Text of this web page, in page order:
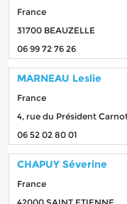
France
31700 BEAUZELLE
06 99 72 76 26
MARNEAU Leslie
France
4, rue du Président
06 52 02 80 01
CHAPUY Séverine
France